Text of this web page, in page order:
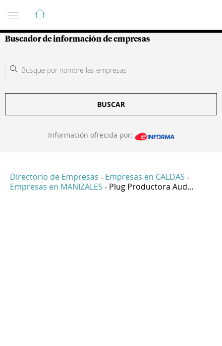
Guía de Empresas Colombianas
Buscador de información de empresas
BUSCAR
Información ofrecida por:
Directorio de Empresas - Empresas en CALDAS -
Empresas en MANIZALES - Plug Productora Aud...